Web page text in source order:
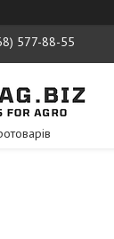
577-88-55